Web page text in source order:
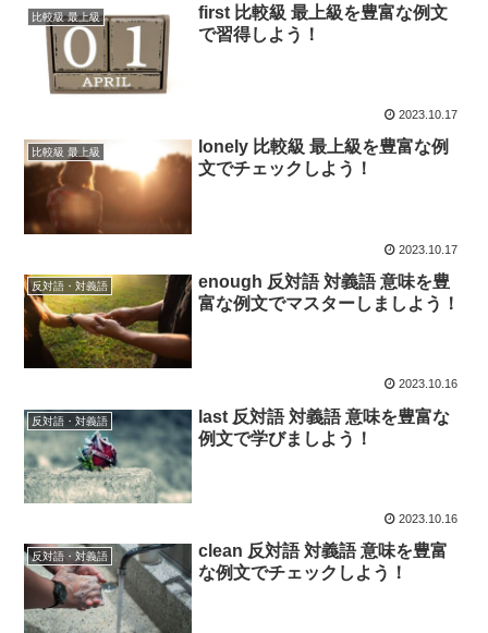
比較級 最上級
first 比較級 最上級を豊富な例文
で習得しよう！
2023.10.17
比較級 最上級
lonely 比較級 最上級を豊富な例
文でチェックしよう！
2023.10.17
反対語・対義語
enough 反対語 対義語 意味を豊
富な例文でマスターしましよう！
2023.10.16
反対語・対義語
last 反対語 対義語 意味を豊富な
例文で学びましよう！
2023.10.16
反対語・対義語
clean 反対語 対義語 意味を豊富
な例文でチェックしよう！